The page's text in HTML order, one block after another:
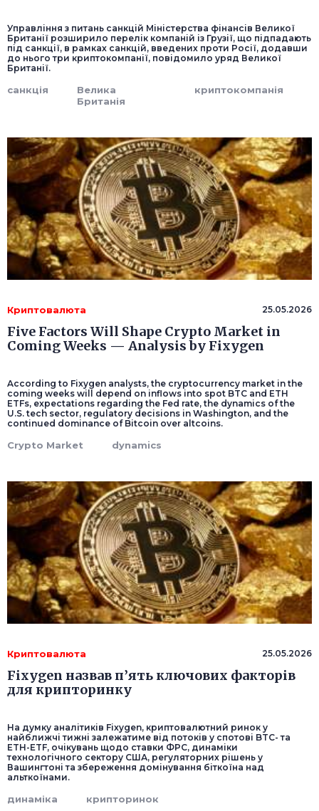
Управління з питань санкцій Міністерства фінансів Великої
Британії розширило перелік компаній із Грузії, що підпадають
під санкції, в рамках санкцій, введених проти Росії, додавши
до нього три криптокомпанії, повідомило уряд Великої
Британії.
санкція
Велика
Британія
криптокомпанія
Криптовалюта 25.05.2026
Five Factors Will Shape Crypto Market in
Coming Weeks — Analysis by Fixygen
According to Fixygen analysts, the cryptocurrency market in the
coming weeks will depend on inflows into spot BTC and ETH
ETFs, expectations regarding the Fed rate, the dynamics of the
U.S. tech sector, regulatory decisions in Washington, and the
continued dominance of Bitcoin over altcoins.
Crypto Market dynamics
Криптовалюта 25.05.2026
Fixygen назвав п’ять ключових факторів
для крипторинку
На думку аналітиків Fixygen, криптовалютний ринок у
найближчі тижні залежатиме від потоків у спотові BTC- та
ETH-ETF, очікувань щодо ставки ФРС, динаміки
технологічного сектору США, регуляторних рішень у
Вашингтоні та збереження домінування біткоїна над
альткоїнами.
динаміка крипторинок